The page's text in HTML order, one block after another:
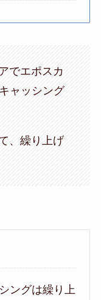
でエポスカ
ャッシング
、繰り上げ
ングは繰り上